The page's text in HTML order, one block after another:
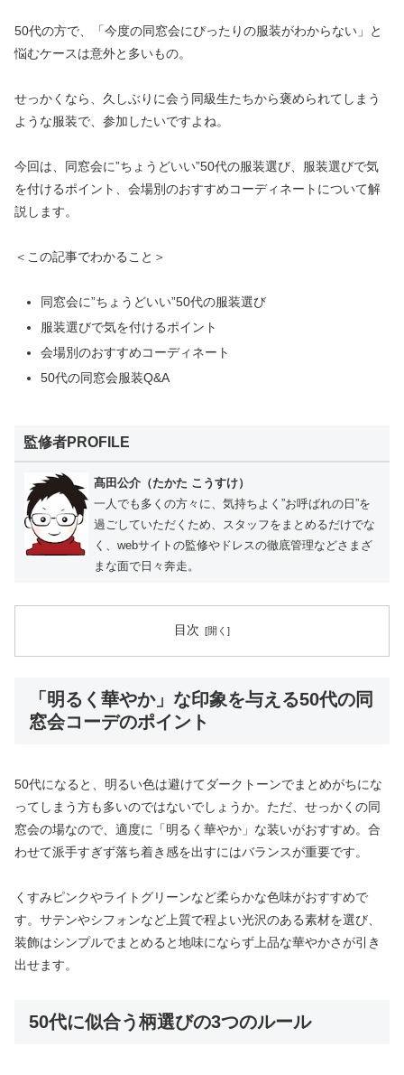
50代の方で、「今度の同窓会にぴったりの服装がわからない」と
悩むケースは意外と多いもの。
せっかくなら、久しぶりに会う同級生たちから褒められてしまう
ような服装で、参加したいですよね。
今回は、同窓会に”ちょうどいい”50代の服装選び、服装選びで気
を付けるポイント、会場別のおすすめコーディネートについて解
説します。
＜この記事でわかること＞
同窓会に”ちょうどいい”50代の服装選び
服装選びで気を付けるポイント
会場別のおすすめコーディネート
50代の同窓会服装Q&A
監修者PROFILE
髙田公介（たかた こうすけ）
一人でも多くの方々に、気持ちよく”お呼ばれの日”を
過ごしていただくため、スタッフをまとめるだけでな
く、webサイトの監修やドレスの徹底管理などさまざ
まな面で日々奔走。
目次
「明るく華やか」な印象を与える50代の同
窓会コーデのポイント
50代になると、明るい色は避けてダークトーンでまとめがちにな
ってしまう方も多いのではないでしょうか。ただ、せっかくの同
窓会の場なので、適度に「明るく華やか」な装いがおすすめ。合
わせて派手すぎず落ち着き感を出すにはバランスが重要です。
くすみピンクやライトグリーンなど柔らかな色味がおすすめで
す。サテンやシフォンなど上質で程よい光沢のある素材を選び、
装飾はシンプルでまとめると地味にならず上品な華やかさが引き
出せます。
50代に似合う柄選びの3つのルール